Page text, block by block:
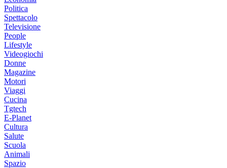
Politica
Spettacolo
Televisione
People
Lifestyle
Videogiochi
Donne
Magazine
Motori
Viaggi
Cucina
Tgtech
E-Planet
Cultura
Salute
Scuola
Animali
Spazio